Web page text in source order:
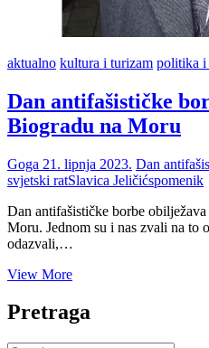
aktualno kultura i turizam politika i
Dan antifašističke
Biogradu na Moru
Goga 21. lipnja 2023. Dan
svjetski ratSlavica Jeličićspomenik
Dan antifašističke borbe
Moru. Jednom su i nas zvali na to
odazvali,…
View MoreDan
borbe
obilježava
Pretraga